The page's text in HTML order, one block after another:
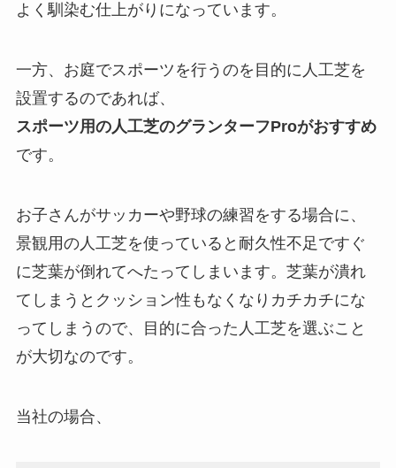
よく馴染む仕上がりになっています。
一方、お庭でスポーツを行うのを目的に人工芝を
設置するのであれば、
スポーツ用の人工芝のグランターフProがおすすめ
です。
お子さんがサッカーや野球の練習をする場合に、
景観用の人工芝を使っていると耐久性不足ですぐ
に芝葉が倒れてへたってしまいます。芝葉が潰れ
てしまうとクッション性もなくなりカチカチにな
ってしまうので、目的に合った人工芝を選ぶこと
が大切なのです。
当社の場合、